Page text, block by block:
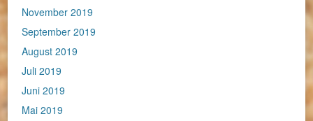
November 2019
September 2019
August 2019
Juli 2019
Juni 2019
Mai 2019